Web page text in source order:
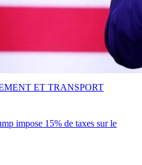
impose 15% de taxes sur le
ET TRANSPORT